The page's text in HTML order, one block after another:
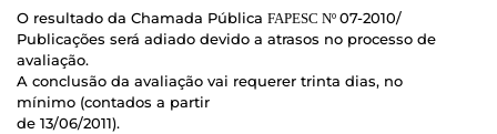
O resultado da Chamada Pública FAPESC Nº 07-2010/
Publicações será adiado devido a atrasos no processo de
avaliação.
A conclusão da avaliação vai requerer trinta dias, no
mínimo (contados a partir
de 13/06/2011).